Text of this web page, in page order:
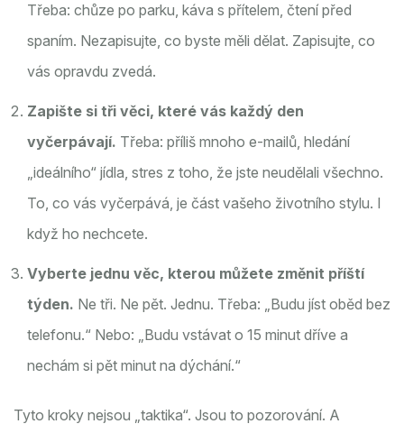
Třeba: chůze po parku, káva s přítelem, čtení před
spaním. Nezapisujte, co byste měli dělat. Zapisujte, co
vás opravdu zvedá.
Zapište si tři věci, které vás každý den
vyčerpávají. Třeba: příliš mnoho e-mailů, hledání
„ideálního“ jídla, stres z toho, že jste neudělali všechno.
To, co vás vyčerpává, je část vašeho životního stylu. I
když ho nechcete.
Vyberte jednu věc, kterou můžete změnit příští
týden. Ne tři. Ne pět. Jednu. Třeba: „Budu jíst oběd bez
telefonu.“ Nebo: „Budu vstávat o 15 minut dříve a
nechám si pět minut na dýchání.“
Tyto kroky nejsou „taktika“. Jsou to pozorování. A